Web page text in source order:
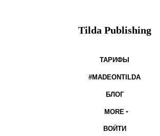
Tilda Publishing
ТАРИФЫ
#MADEONTILDA
БЛОГ
MORE
ВОЙТИ